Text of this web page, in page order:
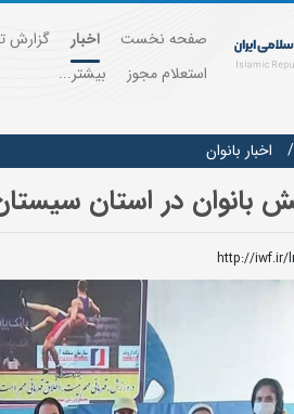
صفحه نخست اخبار گزارش
استعلام مجوز
بیشتر...
اخبار بانوان
بانوان در استان
http://iwf.ir/